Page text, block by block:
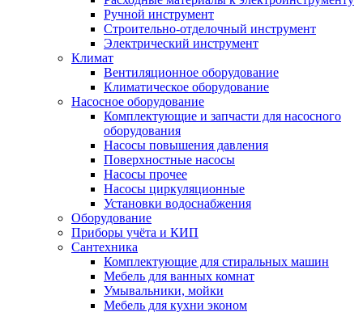
Ручной инструмент
Строительно-отделочный инструмент
Электрический инструмент
Климат
Вентиляционное оборудование
Климатическое оборудование
Насосное оборудование
Комплектующие и запчасти для насосного
оборудования
Насосы повышения давления
Поверхностные насосы
Насосы прочее
Насосы циркуляционные
Установки водоснабжения
Оборудование
Приборы учёта и КИП
Сантехника
Комплектующие для стиральных машин
Мебель для ванных комнат
Умывальники, мойки
Мебель для кухни эконом